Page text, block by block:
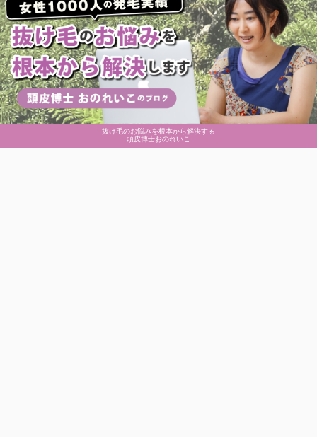
抜け毛のお悩みを根本から解決する
頭皮博士おのれいこ